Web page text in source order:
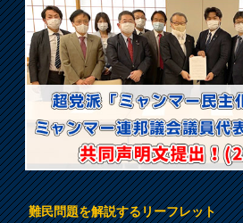
難民問題を解説するリーフレット